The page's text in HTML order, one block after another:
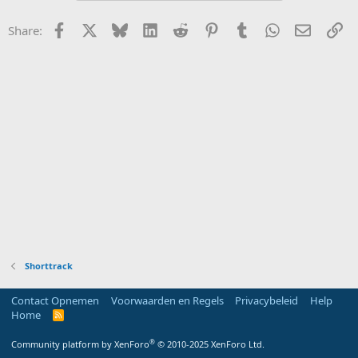
Share: Facebook Bluesky LinkedInReddit PinterestTumblrWhatsApp
E-mail
Shorttrack
Contact Opnemen Voorwaarden en Regels Privacybeleid
Help
Home
R
Community platform by XenForo® © 2010-2025 XenForo Ltd.